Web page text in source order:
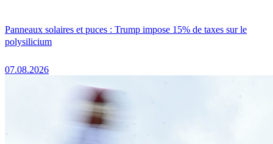
Panneaux solaires et puces : Trump impose 15% de taxes sur le
polysilicium
07.08.2026